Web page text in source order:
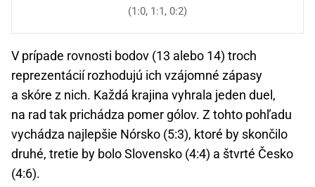
(1:0, 1:1, 0:2)
V prípade rovnosti bodov (13 alebo 14) troch
reprezentácií rozhodujú ich vzájomné zápasy
a skóre z nich. Každá krajina vyhrala jeden duel,
na rad tak prichádza pomer gólov. Z tohto pohľadu
vychádza najlepšie Nórsko (5:3), ktoré by skončilo
druhé, tretie by bolo Slovensko (4:4) a štvrté Česko
(4:6).